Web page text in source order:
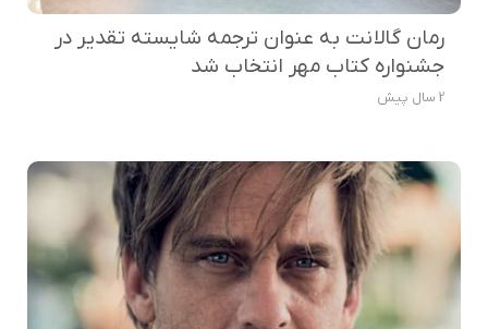
رمان گالانت به عنوان ترجمه شایسته تقدیر در
جشنواره کتاب مهر انتخاب شد
2 سال پیش